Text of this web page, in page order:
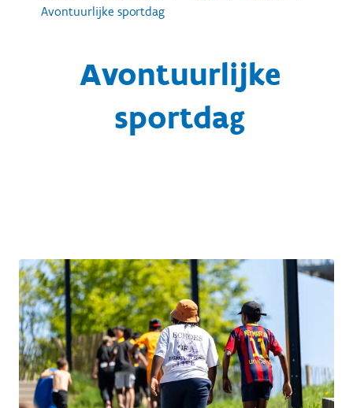
Avontuurlijke sportdag
Avontuurlijke
sportdag